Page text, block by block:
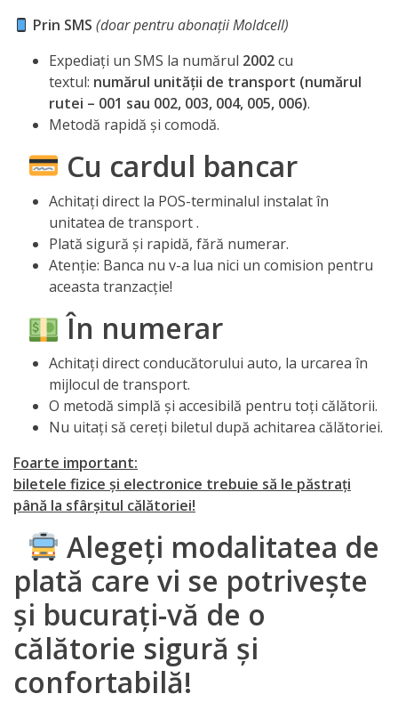
Primăria
Aparatul
Primăriei
Lista
colaboratorilor
Primăriei
Călăraşi
Contabilitate
Serviciul
Arhitectură
şi
Urbanism
Serviciul
de
Atragere
a
Investiţiilor
Serviciul
Prin SMS (doar pentru abonații Moldcell)
Expediați un SMS la numărul 2002cu
textul: numărul unității de transport (numărul
rutei – 001 sau 002, 003, 004, 005, 006).
Metodă rapidă și comodă.
Cu cardul bancar
Achitați direct la POS-terminalul instalat în
unitatea de transport .
Plată sigură și rapidă, fără numerar.
Atenție: Banca nu v-a lua nici un comision pentru
aceasta tranzacție!
În numerar
Achitați direct conducătorului auto, la urcarea în
mijlocul de transport.
O metodă simplă și accesibilă pentru toți călătorii.
Nu uitați să cereți biletul după achitarea călătoriei.
Foarte important:
biletele fizice și electronice trebuie să le păstrați
până la sfârșitul călătoriei!
Alegeți modalitatea de
plată care vi se potrivește
și bucurați-vă de o
călătorie sigură și
confortabilă!